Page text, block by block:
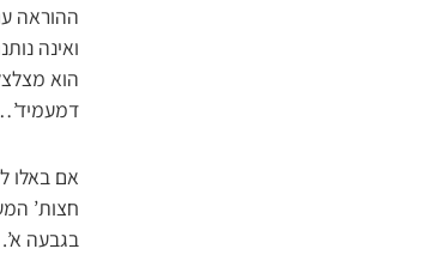
ההוראה
ואינה
הוא
אם באלו
חצות’
בגבעה